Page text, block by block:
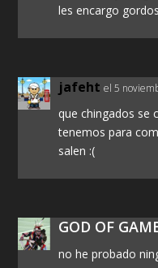
les encargo
jafeht el 5
que chingados se
tenemos para
salen :(
GOD OF
no he probado